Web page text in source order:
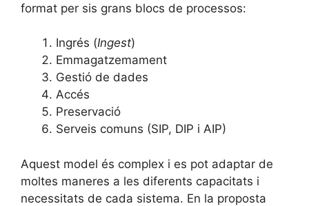
format per sis grans blocs de processos:
Ingrés (Ingest)
Emmagatzemament
Gestió de dades
Accés
Preservació
Serveis comuns (SIP, DIP i AIP)
Aquest model és complex i es pot adaptar de
moltes maneres a les diferents capacitats i
necessitats de cada sistema. En la proposta